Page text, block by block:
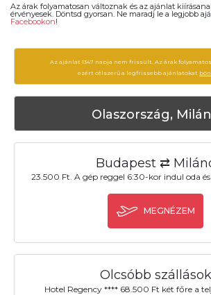
Az árak folyamatosan változnak és az ajánlat
érvényesek. Döntsd gyorsan. Ne maradj le a legjobb
Facebookon!
Az ajánlat 1347 napja nem frissült. Az árak
ezért célszerű a legfrissebb ajánlatokat
Olaszország,
Budapest ⇄
23.500 Ft. A gép reggel 6:30-kor indul oda és
MEGNÉZEM
Olcsóbb szállások
Hotel Regency **** 68.500 Ft két főre a